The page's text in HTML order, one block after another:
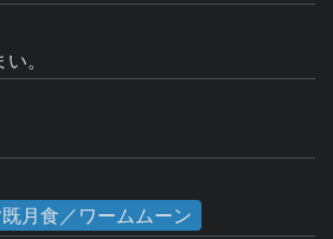
。
月食／ワームムーン